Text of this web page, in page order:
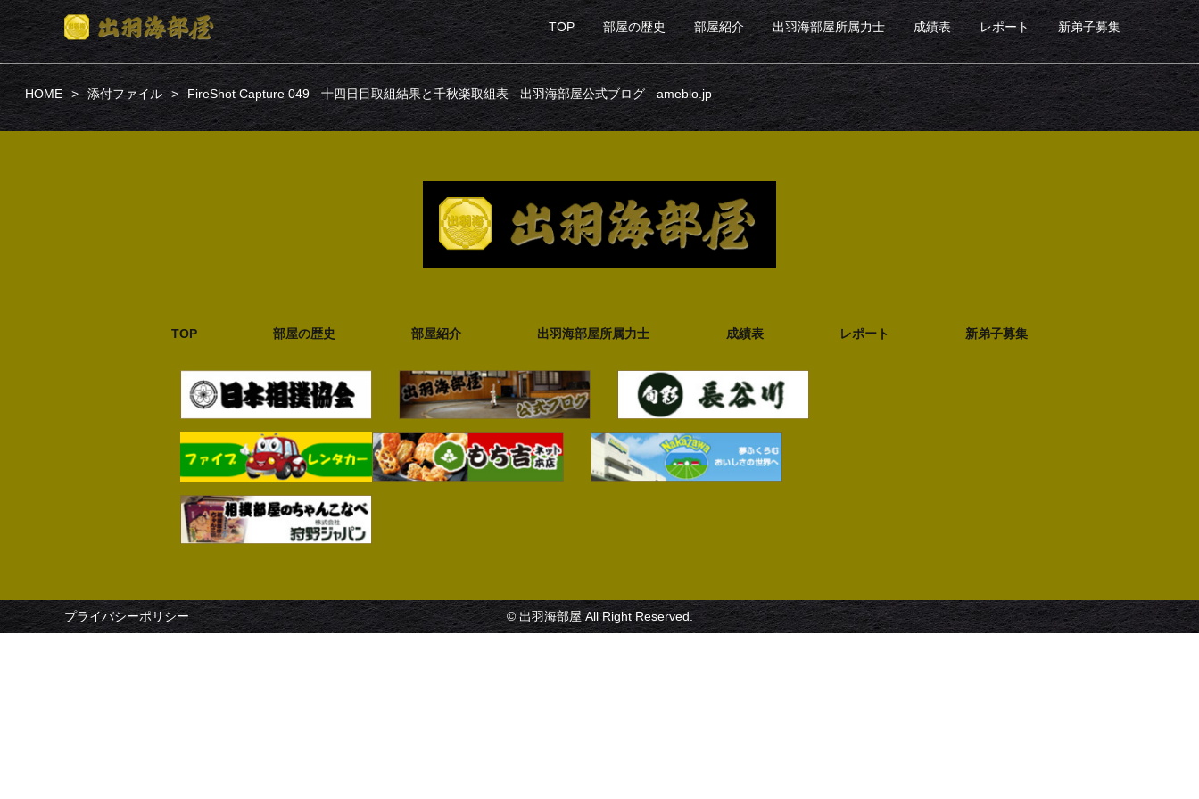
TOP 部屋の歴史 部屋紹介 出羽海部屋所属力士 成績表 レポート 新弟子募集
HOME 添付ファイル FireShot Capture 049 - 十四日目取組結果と千秋楽取組表 - 出羽海部屋公式ブログ - ameblo.jp
TOP 部屋の歴史 部屋紹介 出羽海部屋所属力士 成績表 レポート 新弟子募集
プライバシーポリシー © 出羽海部屋 All Right Reserved.